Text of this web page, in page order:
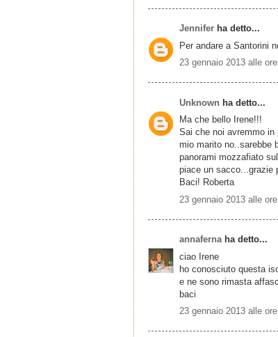
Jennifer ha detto...
Per andare a Santorini
23 gennaio 2013 alle
Unknown ha detto...
Ma che bello Irene!!!
Sai che noi avremmo
mio marito no..sarebbe
panorami mozzafiato
piace un sacco...grazie
Baci! Roberta
23 gennaio 2013 alle
annafernaha detto...
ciao Irene
ho conosciuto questa
e ne sono rimasta
baci
23 gennaio 2013 alle